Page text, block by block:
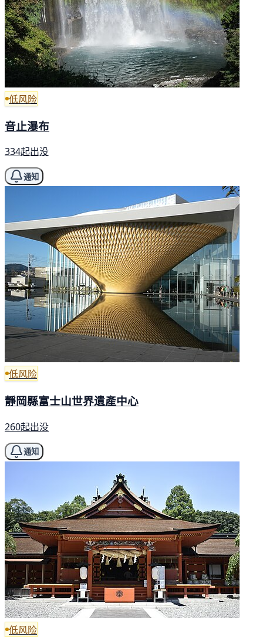
低风险
音止瀑布
334起出没
通知
低风险
靜岡縣富士山世界遺產中心
260起出没
通知
低风险